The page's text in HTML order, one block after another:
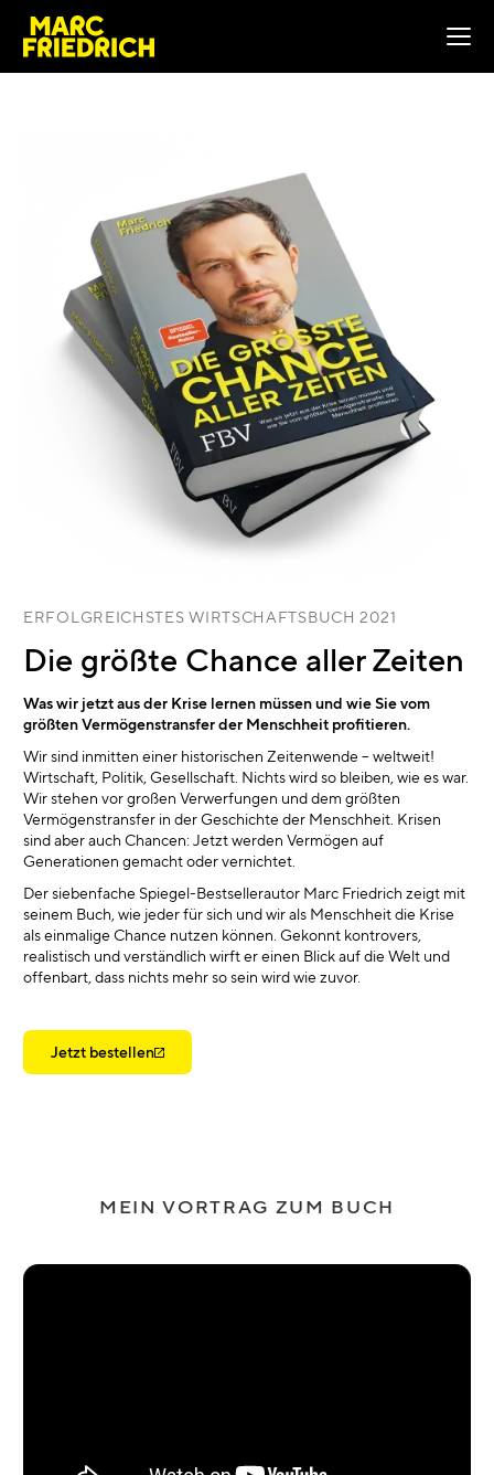
Kontakt
Shop
ERFOLGREICHSTES WIRTSCHAFTSBUCH 2021
Die größte Chance aller Zeiten
Was wir jetzt aus der Krise lernen müssen und wie Sie vom
größten Vermögenstransfer der Menschheit profitieren.
Wir sind inmitten einer historischen Zeitenwende – weltweit!
Wirtschaft, Politik, Gesellschaft. Nichts wird so bleiben, wie es war.
Wir stehen vor großen Verwerfungen und dem größten
Vermögenstransfer in der Geschichte der Menschheit. Krisen
sind aber auch Chancen: Jetzt werden Vermögen auf
Generationen gemacht oder vernichtet.
Der siebenfache Spiegel-Bestsellerautor Marc Friedrich zeigt mit
seinem Buch, wie jeder für sich und wir als Menschheit die Krise
als einmalige Chance nutzen können. Gekonnt kontrovers,
realistisch und verständlich wirft er einen Blick auf die Welt und
offenbart, dass nichts mehr so sein wird wie zuvor.
Jetzt bestellen
MEIN VORTRAG ZUM BUCH